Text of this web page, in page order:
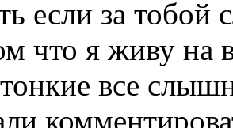
если за тобой
что я живу на
все